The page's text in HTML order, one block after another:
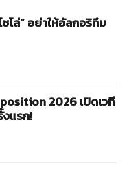
โล่” อย่าให้อัลกอริทึม
2026 เปิดเวที
แรก!